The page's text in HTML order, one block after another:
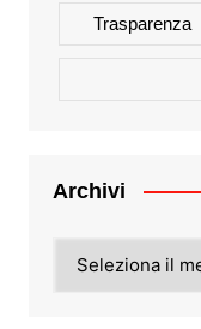
Trasparenza
Archivi